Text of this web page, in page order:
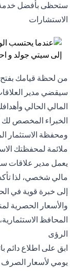
ستحظى بأفضل خدمة
الاستشارات
من لحظة قيامك
سيقضي مدير
المالي الحالي
الخبراء المخصص لك
ومحفظة الاستثمار
ملائمة لمحفظتك
يعمل مدير علاقات
مالي شخصي، لذا
إلى خبرة قوية في
والأسعار الحصرية
المحافظ
الرؤى
ابق على اطلاع دائم
يومي لأسعار الصرف